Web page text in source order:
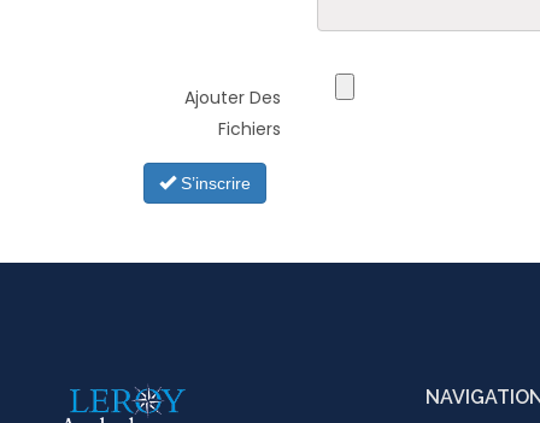
Ajouter Des
Fichiers
S’inscrire